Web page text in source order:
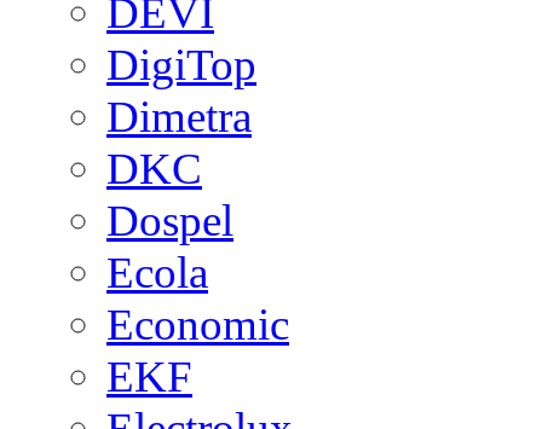
DEVI
DigiTop
Dimetra
DKC
Dospel
Ecola
Economic
EKF